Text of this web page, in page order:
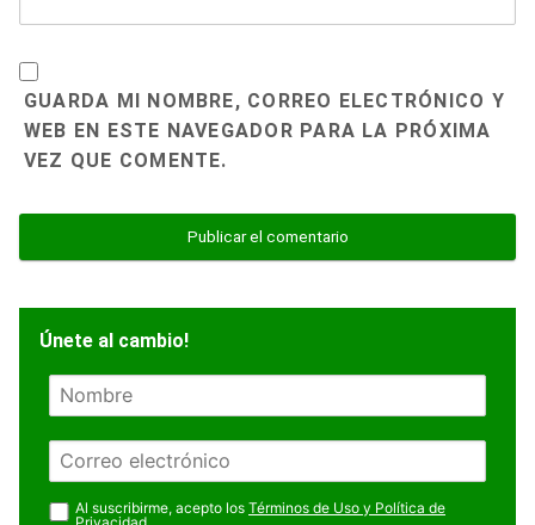
GUARDA MI NOMBRE, CORREO ELECTRÓNICO Y
WEB EN ESTE NAVEGADOR PARA LA PRÓXIMA
VEZ QUE COMENTE.
Únete al cambio!
N
r
e
E
m
a
Al suscribirme, acepto los Términos de Uso y Política de